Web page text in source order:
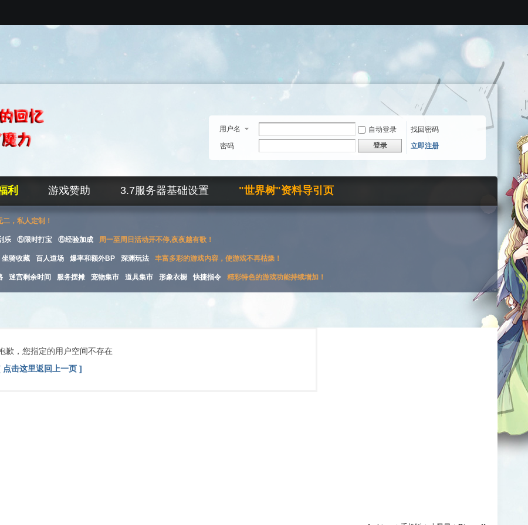
用户名 自动登录
找回密码
密码
登录 立即注册
利 游戏赞助 3.7服务器基础设置 "世界树"资料导引页
二，私人定制！
乐 ⑤限时打宝 ⑥经验加成 周一至周日活动开不停,夜夜越有歌！
坐骑收藏 百人道场 爆率和额外BP 深渊玩法 丰富多彩的游戏内容，使游戏不再枯燥！
迷宫剩余时间 服务摆摊 宠物集市 道具集市 形象衣橱 快捷指令 精彩特色的游戏功能持续增加！
歉，您指定的用户空间不存在
点击这里返回上一页 ]